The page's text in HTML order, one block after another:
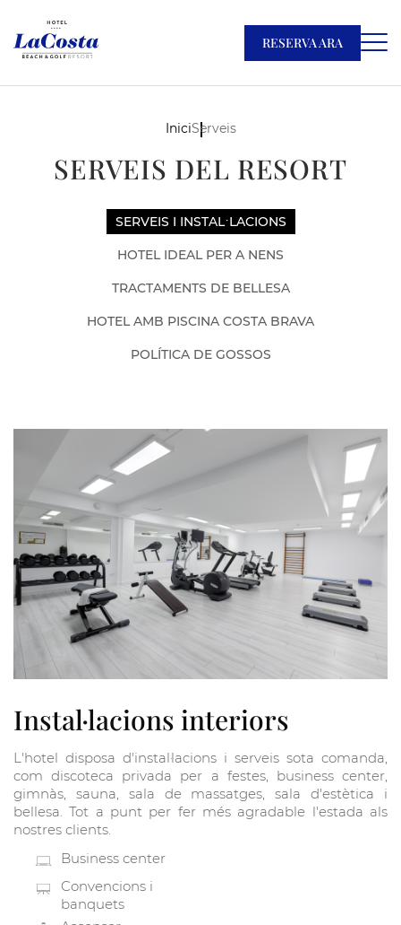
RESERVA ARA
IniciServeis
SERVEIS DEL RESORT
SERVEIS I INSTAL·LACIONS
HOTEL IDEAL PER A NENS
TRACTAMENTS DE BELLESA
HOTEL AMB PISCINA COSTA BRAVA
POLÍTICA DE GOSSOS
Instal·lacions interiors
L'hotel disposa d'instal·lacions i serveis sota comanda,
com discoteca privada per a festes, business center,
gimnàs, sauna, sala de massatges, sala d'estètica i
bellesa. Tot a punt per fer més agradable l'estada als
nostres clients.
Business center
Convencions i
banquets